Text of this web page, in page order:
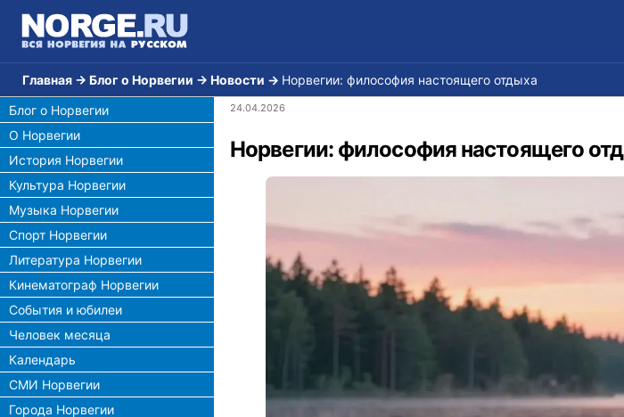
Главная → Блог о Норвегии → Новости → Норвегии: философия настоящего отдыха
Блог о Норвегии
О Норвегии
История Норвегии
Культура Норвегии
Музыка Норвегии
Спорт Норвегии
Литература Норвегии
Кинематограф Норвегии
События и юбилеи
Человек месяца
Календарь
СМИ Норвегии
Города Норвегии
24.04.2026
Норвегии: философия настоящего